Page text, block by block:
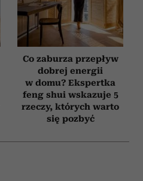
Co zaburza przepływ
dobrej energii
w domu? Ekspertka
feng shui wskazuje 5
rzeczy, których warto
się pozbyć